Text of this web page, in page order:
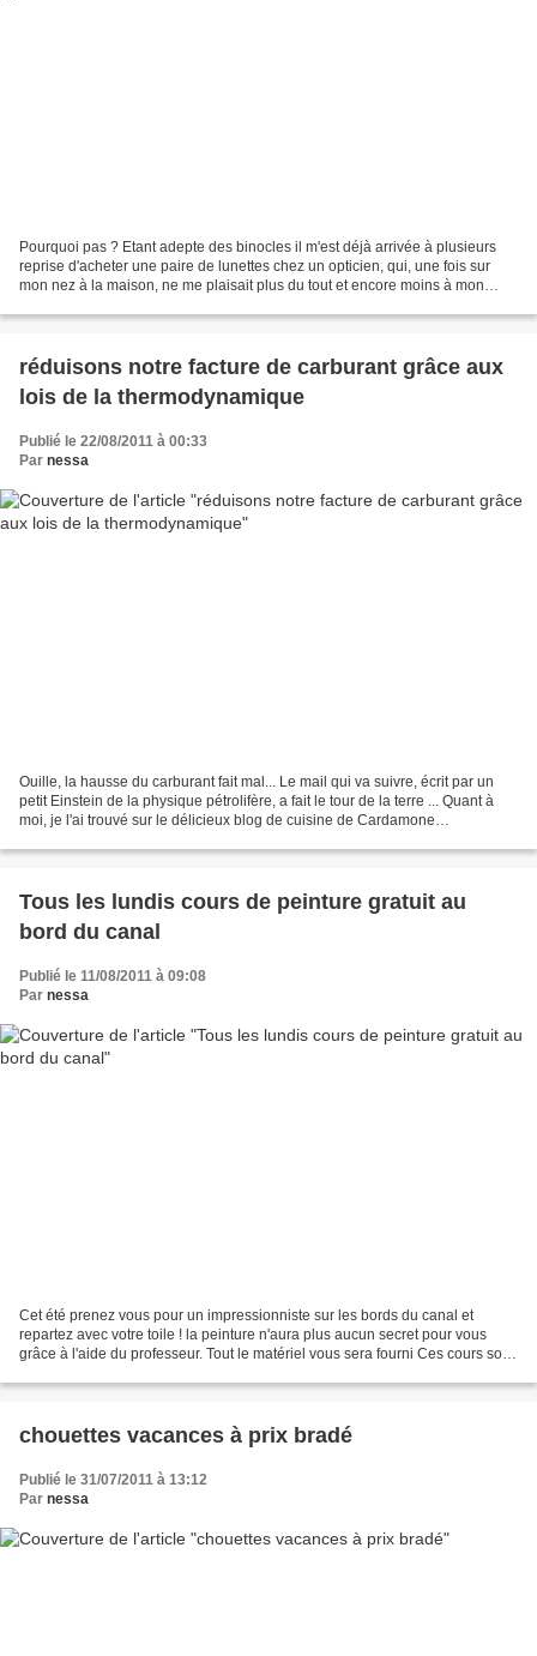
Pourquoi pas ? Etant adepte des binocles il m'est déjà arrivée à plusieurs
reprise d'acheter une paire de lunettes chez un opticien, qui, une fois sur
mon nez à la maison, ne me plaisait plus du tout et encore moins à mon
réduisons notre facture de carburant grâce aux
lois de la thermodynamique
Publié le 22/08/2011 à 00:33
Par nessa
Ouille, la hausse du carburant fait mal... Le mail qui va suivre, écrit par un
petit Einstein de la physique pétrolifère, a fait le tour de la terre ... Quant à
moi, je l'ai trouvé sur le délicieux blog de cuisine de Cardamone
Tous les lundis cours de peinture gratuit au
bord du canal
Publié le 11/08/2011 à 09:08
Par nessa
Cet été prenez vous pour un impressionniste sur les bords du canal et
repartez avec votre toile ! la peinture n'aura plus aucun secret pour vous
grâce à l'aide du professeur. Tout le matériel vous sera fourni Ces cours sont
chouettes vacances à prix bradé
Publié le 31/07/2011 à 13:12
Par nessa